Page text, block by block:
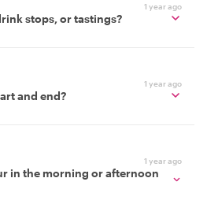
1 year ago
stops, or tastings?
1 year ago
and end?
1 year ago
in the morning or afternoon